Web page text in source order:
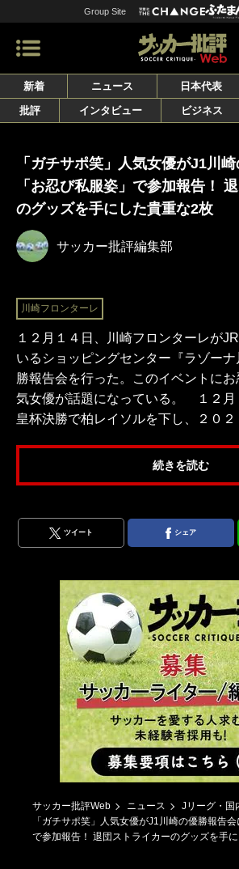
Group Site
新着 ニュース 日本代表
批評
インタビュー ビジネス
「ガチサポ笑」人気女優がJ1川
「お忍び私服姿」で参加報告！
のグッズを手にした貴重な2枚
サッカー批評編集部
川崎フロンターレ
１２月１４日、川崎フロンターレが
いるショッピングセンター『ラゾー
勝報告会を行った。このイベントにお
気女優が話題になっている。 １２月
皇杯決勝で柏レイソルを下し、２０
続きを読む
ツイート シェア
サッカー批評Web ニュース
Jリーグ・国
「ガチサポ笑」人気女優がJ1川崎の優勝報告会
で参加報告！ 退団ストライカーのグッズを手